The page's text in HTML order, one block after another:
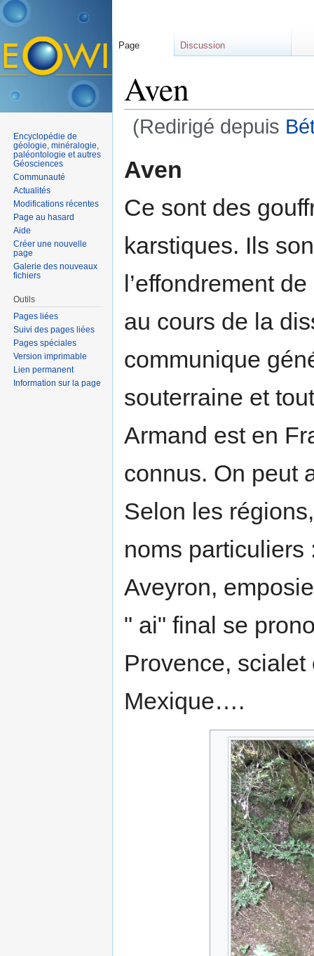
Aven
(Redirigé depuis
Aven
Ce sont des
karstiques. Ils
l’effondrement
au cours de la
communique
souterraine et
Armand est en
connus. On peut
Selon les
noms particuliers
Aveyron,
" ai" final se
Provence,
Mexique….
Page Discussion
Encyclopédie de
géologie, minéralogie,
paléontologie et autres
Géosciences
Communauté
Actualités
Modifications récentes
Page au hasard
Aide
Créer une nouvelle
page
Galerie des nouveaux
fichiers
Outils
Pages liées
Suivi des pages liées
Pages spéciales
Version imprimable
Lien permanent
Information sur la page